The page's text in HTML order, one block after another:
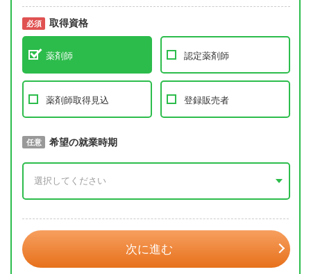
必須 取得資格
薬剤師 認定薬剤師
薬剤師取得見込 登録販売者
必須 取得予定年
任意 希望の就業時期
次に進む